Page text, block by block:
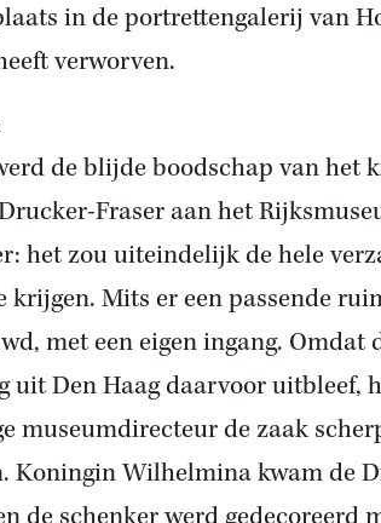
in de portrettengalerij van
verworven.
de blijde boodschap van het
Fraser aan het
het zou uiteindelijk de hele
krijgen. Mits er een passende
met een eigen ingang. Omdat
uit Den Haag daarvoor uitbleef,
museumdirecteur de zaak
Koningin Wilhelmina kwam de